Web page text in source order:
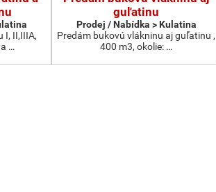
I, II,IIIA,
…
guľatinu
Prodej / Nabídka > Kulatina
Predám bukovú vlákninu aj guľatinu ,
400 m3, okolie: …